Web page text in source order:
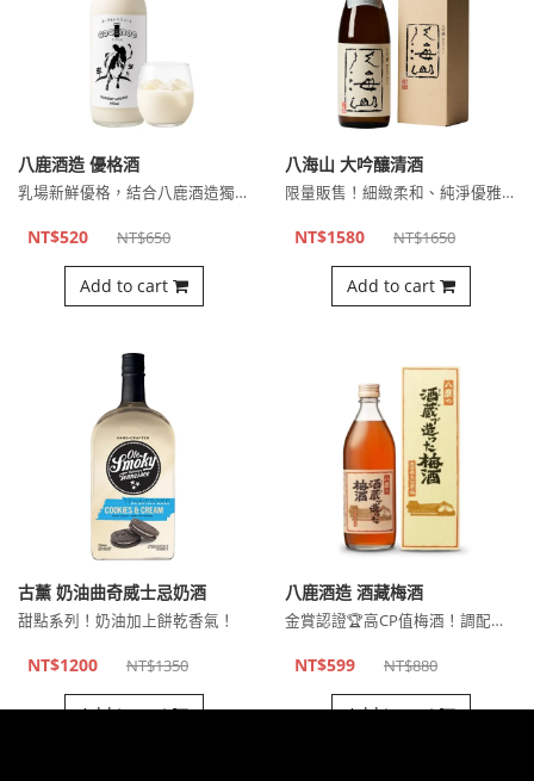
八鹿酒造 優格酒
乳場新鮮優格，結合八鹿酒造獨特麥燒酎釀造！
NT$520 NT$650
Add to cart
八海山 大吟釀清酒
限量販售！細緻柔和、純淨優雅的風味中，帶著一抹淡雅高級的甘甜⋯
NT$1580 NT$1650
Add to cart
古薰 奶油曲奇威士忌奶酒
甜點系列！奶油加上餅乾香氣！
NT$1200 NT$1350
Add to cart
八鹿酒造 酒藏梅酒
金賞認證🏆高CP值梅酒！調配氣泡水或紅茶也超好喝～
NT$599 NT$880
Add to cart